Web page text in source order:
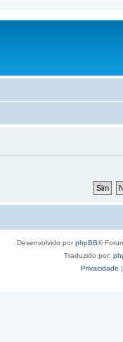
Desenvolvido porphpBB®
Traduzido por:
Privacidade |